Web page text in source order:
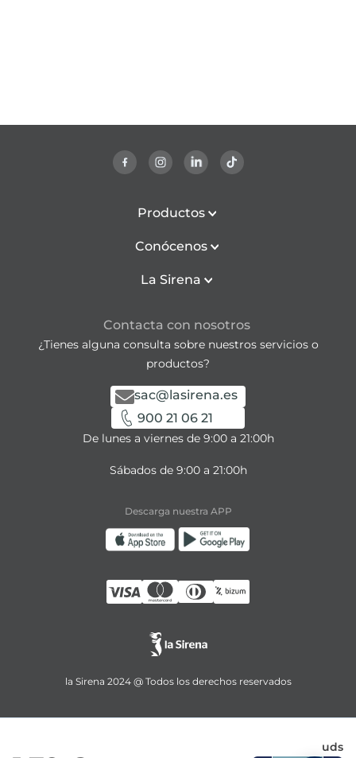
uds
Productos
Conócenos
La Sirena
Contacta con nosotros
¿Tienes alguna consulta sobre nuestros servicios o
productos?
sac@lasirena.es
900 21 06 21
De lunes a viernes de 9:00 a 21:00h
Sábados de 9:00 a 21:00h
Descarga nuestra APP
la Sirena 2024 @ Todos los derechos reservados